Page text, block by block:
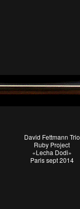
David Fettmann Trio
Ruby Project
«Lecha Dodi»
Paris sept 2014